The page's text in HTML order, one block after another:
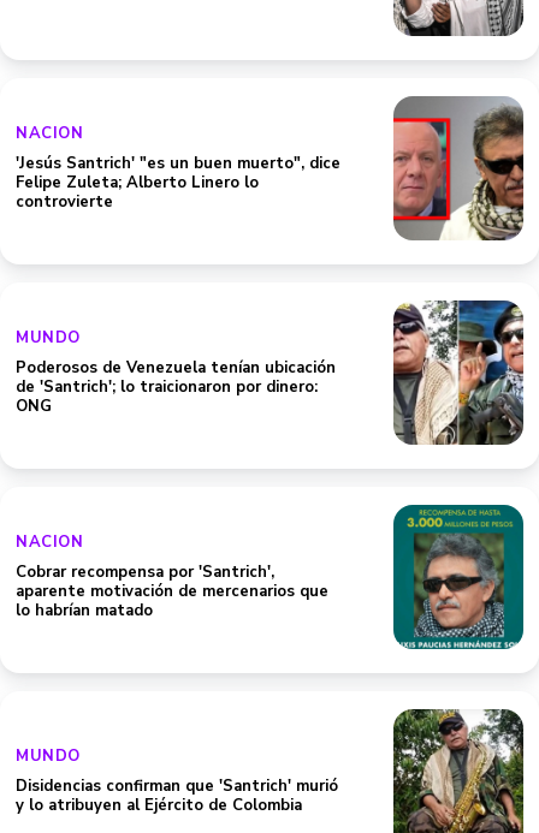
NACION
'Jesús Santrich' "es un buen muerto", dice
Felipe Zuleta; Alberto Linero lo
controvierte
MUNDO
Poderosos de Venezuela tenían ubicación
de 'Santrich'; lo traicionaron por dinero:
ONG
NACION
Cobrar recompensa por 'Santrich',
aparente motivación de mercenarios que
lo habrían matado
MUNDO
Disidencias confirman que 'Santrich' murió
y lo atribuyen al Ejército de Colombia